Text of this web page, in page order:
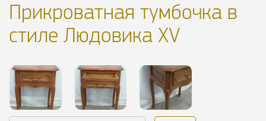
Прикроватная тумбочка в
стиле Людовика XV